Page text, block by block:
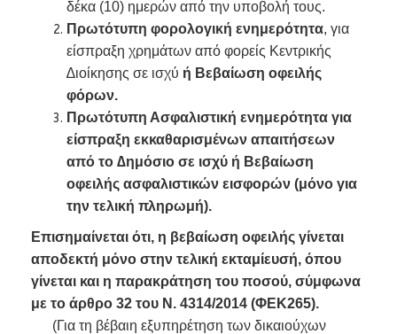
δέκα (10) ημερών από την υποβολή τους.
Πρωτότυπη φορολογική ενημερότητα, για
είσπραξη χρημάτων από φορείς Κεντρικής
∆ιοίκησης σε ισχύ ή Βεβαίωση οφειλής
φόρων.
Πρωτότυπη Ασφαλιστική ενημερότητα για
είσπραξη εκκαθαρισμένων απαιτήσεων
από το ∆ημόσιο σε ισχύ ή Βεβαίωση
οφειλής ασφαλιστικών εισφορών (μόνο για
την τελική πληρωμή).
Επισημαίνεται ότι, η βεβαίωση οφειλής γίνεται
αποδεκτή μόνο στην τελική εκταμίευσή, όπου
γίνεται και η παρακράτηση του ποσού, σύμφωνα
με το άρθρο 32 του Ν. 4314/2014 (ΦΕΚ265).
(Για τη βέβαιη εξυπηρέτηση των δικαιούχων